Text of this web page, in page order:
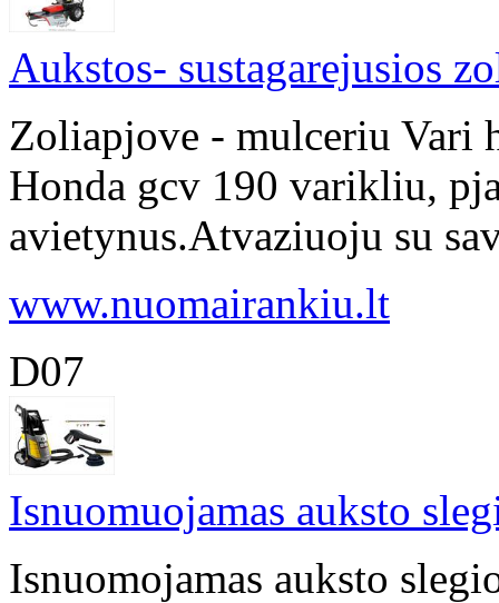
Aukstos- sustagarejusios
Zoliapjove - mulceriu Vari
Honda gcv 190 varikliu,
avietynus.Atvaziuoju su
www.nuomairankiu.lt
D07
Isnuomuojamas auksto
Isnuomojamas auksto